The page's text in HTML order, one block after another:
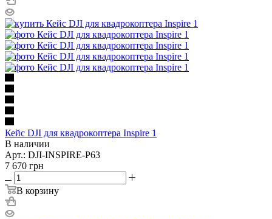
Кейс DJI для квадрокоптера Inspire 1
В наличии
Арт.: DJI-INSPIRE-P63
7 670 грн
В корзину